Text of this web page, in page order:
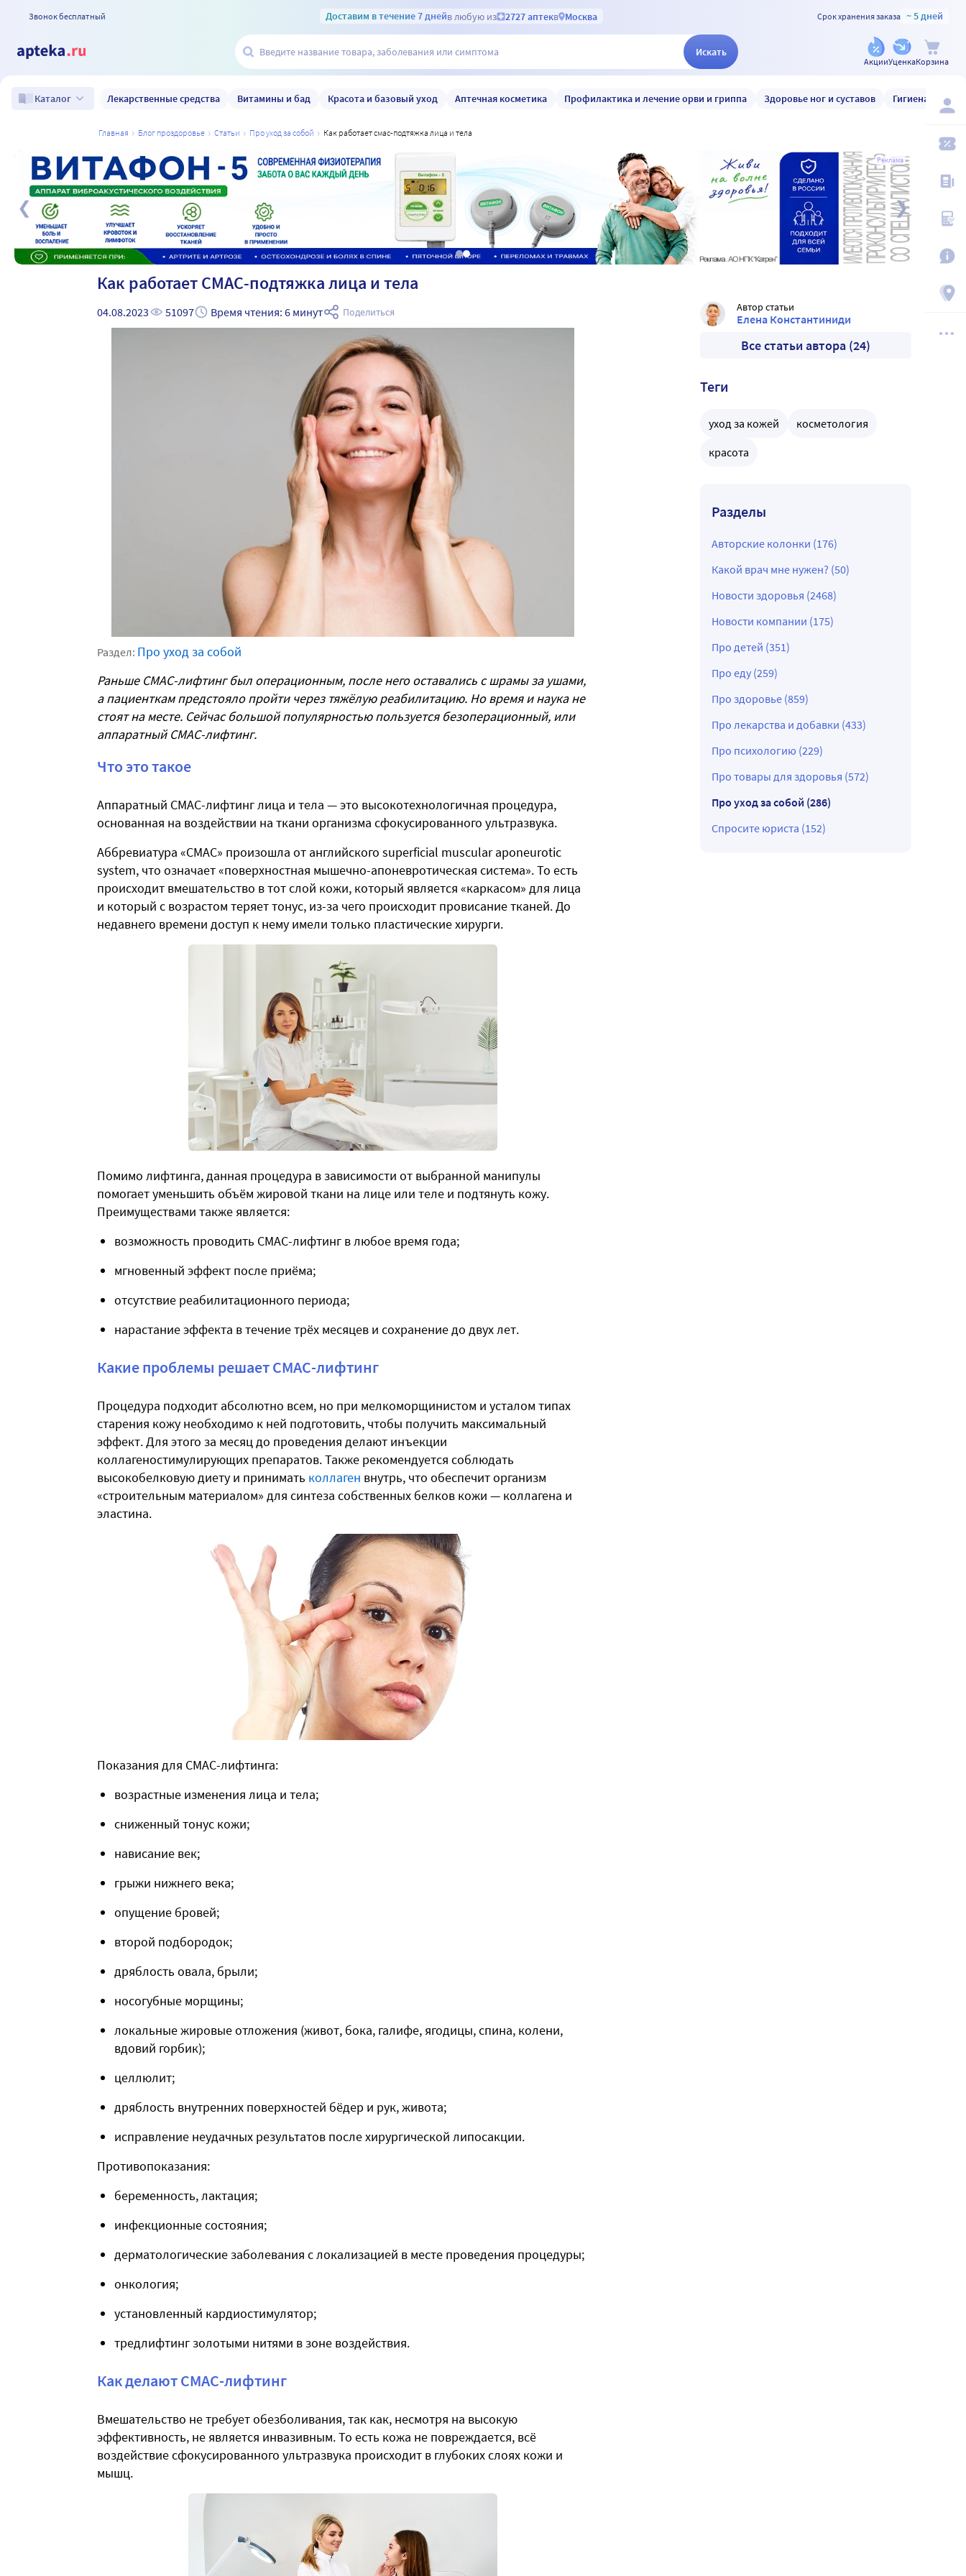
Звонок бесплатный Доставим в течение 7 днейв любую из 2727 аптекв Москва Срок хранения заказа ~ 5 дней
Искать
АкцииУценкаКорзина
Каталог Лекарственные средства Витамины и бад Красота и базовый уход Аптечная косметика Профилактика и лечение орви и гриппа Здоровье ног и суставов Гигиена и уход
главная блог проздоровье статьи про уход за собой как работает смас-подтяжка лица и тела
Реклама
Как работает СМАС-подтяжка лица и тела
04.08.2023 51097 Время чтения: 6 минут Поделиться
Раздел: Про уход за собой
Раньше СМАС-лифтинг был операционным, после него оставались с шрамы за ушами,
а пациенткам предстояло пройти через тяжёлую реабилитацию. Но время и наука не
стоят на месте. Сейчас большой популярностью пользуется безоперационный, или
аппаратный СМАС-лифтинг.
Что это такое
Аппаратный СМАС-лифтинг лица и тела — это высокотехнологичная процедура,
основанная на воздействии на ткани организма сфокусированного ультразвука.
Аббревиатура «СМАС» произошла от английского superficial muscular aponeurotic
system, что означает «поверхностная мышечно-апоневротическая система». То есть
происходит вмешательство в тот слой кожи, который является «каркасом» для лица
и который с возрастом теряет тонус, из-за чего происходит провисание тканей. До
недавнего времени доступ к нему имели только пластические хирурги.
Помимо лифтинга, данная процедура в зависимости от выбранной манипулы
помогает уменьшить объём жировой ткани на лице или теле и подтянуть кожу.
Преимуществами также является:
возможность проводить СМАС-лифтинг в любое время года;
мгновенный эффект после приёма;
отсутствие реабилитационного периода;
нарастание эффекта в течение трёх месяцев и сохранение до двух лет.
Какие проблемы решает СМАС-лифтинг
Процедура подходит абсолютно всем, но при мелкоморщинистом и усталом типах
старения кожу необходимо к ней подготовить, чтобы получить максимальный
эффект. Для этого за месяц до проведения делают инъекции
коллагеностимулирующих препаратов. Также рекомендуется соблюдать
высокобелковую диету и принимать коллаген внутрь, что обеспечит организм
«строительным материалом» для синтеза собственных белков кожи — коллагена и
эластина.
Показания для СМАС-лифтинга:
возрастные изменения лица и тела;
сниженный тонус кожи;
нависание век;
грыжи нижнего века;
опущение бровей;
второй подбородок;
дряблость овала, брыли;
носогубные морщины;
локальные жировые отложения (живот, бока, галифе, ягодицы, спина, колени,
вдовий горбик);
целлюлит;
дряблость внутренних поверхностей бёдер и рук, живота;
исправление неудачных результатов после хирургической липосакции.
Противопоказания:
беременность, лактация;
инфекционные состояния;
дерматологические заболевания с локализацией в месте проведения процедуры;
онкология;
установленный кардиостимулятор;
тредлифтинг золотыми нитями в зоне воздействия.
Как делают СМАС-лифтинг
Вмешательство не требует обезболивания, так как, несмотря на высокую
эффективность, не является инвазивным. То есть кожа не повреждается, всё
воздействие сфокусированного ультразвука происходит в глубоких слоях кожи и
мышц.
Автор статьи
Елена Константиниди
Все статьи автора (24)
Теги
уход за кожей
косметология
красота
Разделы
Авторские колонки (176)
Какой врач мне нужен? (50)
Новости здоровья (2468)
Новости компании (175)
Про детей (351)
Про еду (259)
Про здоровье (859)
Про лекарства и добавки (433)
Про психологию (229)
Про товары для здоровья (572)
Про уход за собой (286)
Спросите юриста (152)